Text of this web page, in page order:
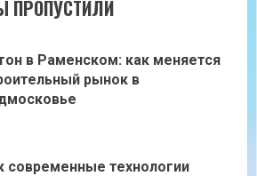
ПРОПУСТИЛИ
в Раменском: как меняется
рынок в
современные технологии